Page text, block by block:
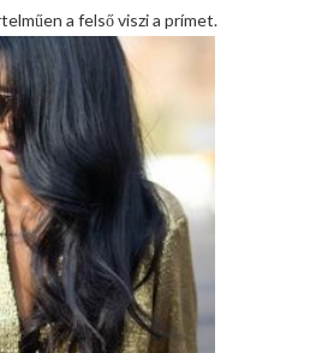
a felső viszi a prímet.